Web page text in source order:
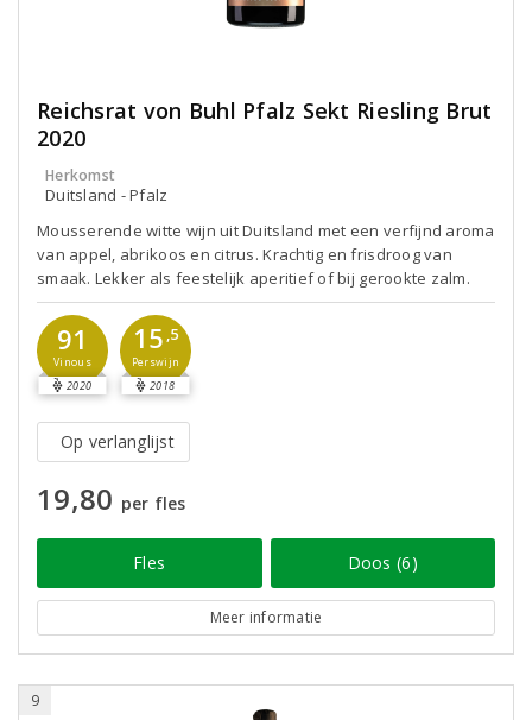
Reichsrat von Buhl Pfalz Sekt Riesling Brut
2020
Herkomst
Duitsland - Pfalz
Mousserende witte wijn uit Duitsland met een verfijnd aroma
van appel, abrikoos en citrus. Krachtig en frisdroog van
smaak. Lekker als feestelijk aperitief of bij gerookte zalm.
91
Vinous
2020
15 ,5
Perswijn
2018
Op verlanglijst
19,80 per fles
Fles Doos (6)
Meer informatie
9